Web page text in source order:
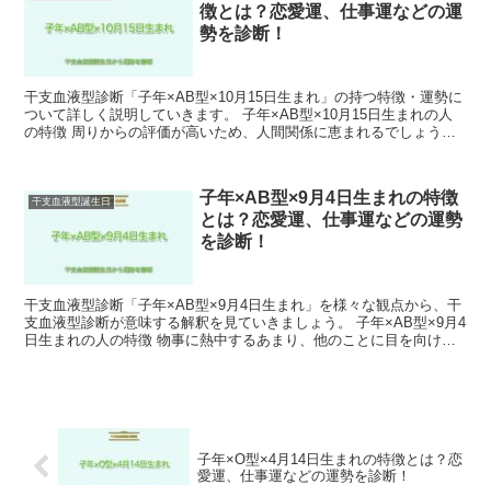
徴とは？恋愛運、仕事運などの運
勢を診断！
干支血液型診断「子年×AB型×10月15日生まれ」の持つ特徴・運勢に
ついて詳しく説明していきます。 子年×AB型×10月15日生まれの人
の特徴 周りからの評価が高いため、人間関係に恵まれるでしょう。
干支血液型誕生日
子年×AB型×9月4日生まれの特徴
とは？恋愛運、仕事運などの運勢
を診断！
干支血液型診断「子年×AB型×9月4日生まれ」を様々な観点から、干
支血液型診断が意味する解釈を見ていきましょう。 子年×AB型×9月4
日生まれの人の特徴 物事に熱中するあまり、他のことに目を向ける
子年×O型×4月14日生まれの特徴とは？恋
愛運、仕事運などの運勢を診断！